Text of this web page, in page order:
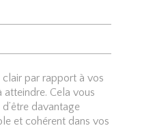
clair par rapport à vos
atteindre. Cela vous
davantage
et cohérent dans vos